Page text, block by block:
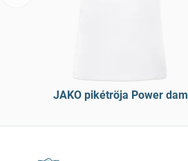
JAKO pikétröja Power dam